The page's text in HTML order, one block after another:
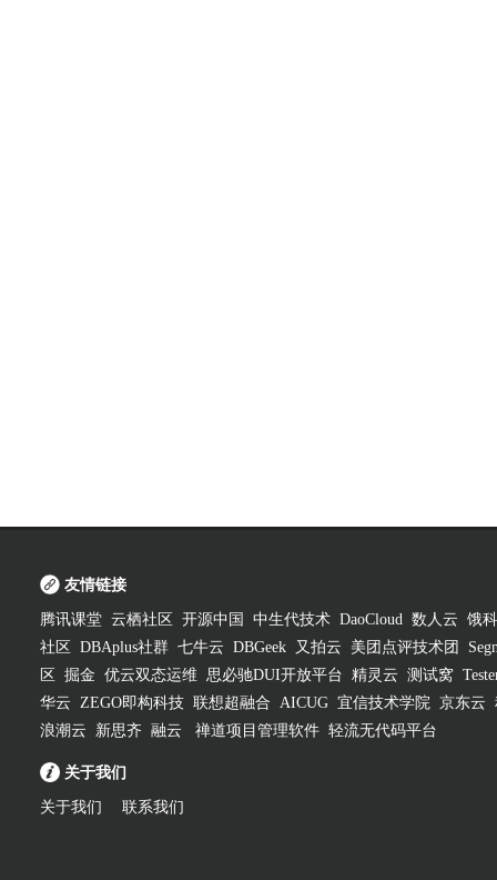
友情链接
腾讯课堂 云栖社区 开源中国 中生代技术 DaoCloud 数人云 饿
社区
DBAplus社群 七牛云 DBGeek 又拍云 美团点评技术团
区
掘金 优云双态运维 思必驰DUI开放平台 精灵云 测试窝
华云 ZEGO即构科技 联想超融合 AICUG 宜信技术学院 京东云
浪潮云
新思齐 融云 禅道项目管理软件 轻流无代码平台
关于我们
关于我们 联系我们